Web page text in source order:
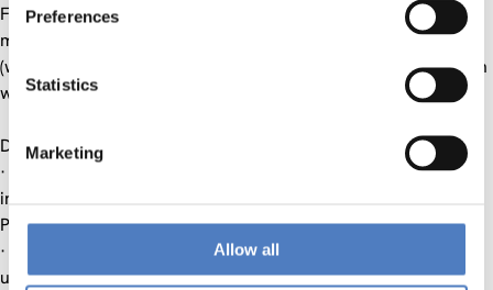
Preferences
Statistics
Marketing
Allow all
Fähigkeiten, einem blinden Studierenden der Informatik eine
mündliche Beschreibung des elektronischen Schaltplanes
(welches üblicherweise nur als Bild präsentiert wird) geboten
werden.
Das EU4ALL-Projekt möchte:
· ältere Studierende und Studierende mit Behinderung,
innerhalb Europas und darüber hinaus, über ihre derzeitigen
Probleme und Bedürfnisse ausführlich befragen;
· Befragungen von Personal an Universitäten, das
unterrichtet oder Hilfestellungen für Studierende mit